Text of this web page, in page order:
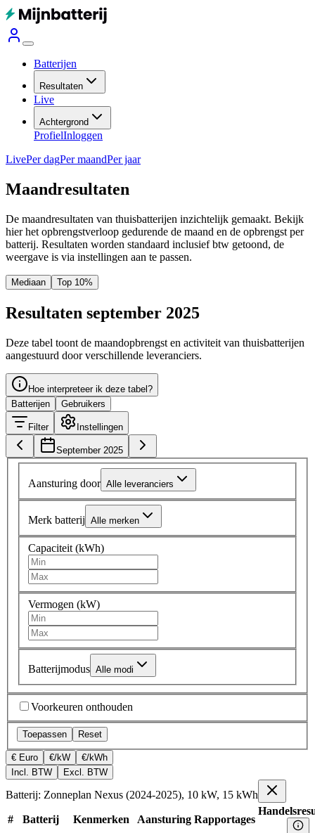
Batterijen
Resultaten
Live
Achtergrond
ProfielInloggen
LivePer dagPer maandPer jaar
Maandresultaten
De maandresultaten van thuisbatterijen inzichtelijk gemaakt. Bekijk
hier het opbrengstverloop gedurende de maand en de opbrengst per
batterij. Resultaten worden standaard inclusief btw getoond, de
weergave is via instellingen aan te passen.
Mediaan Top 10%
Resultaten september 2025
Deze tabel toont de maandopbrengst en activiteit van thuisbatterijen
aangestuurd door verschillende leveranciers.
Hoe interpreteer ik deze tabel?
Batterijen
Gebruikers
Filter Instellingen
September 2025
Aansturing door Alle leveranciers
Merk batterij Alle merken
Capaciteit (kWh)
Vermogen (kW)
Batterijmodus Alle modi
Voorkeuren onthouden
Toepassen Reset
€ Euro €/kW
€/kWh
Incl. BTW
Excl. BTW
Batterij: Zonneplan Nexus (2024-2025), 10 kW, 15 kWh
# Batterij Kenmerken Aansturing Rapportages